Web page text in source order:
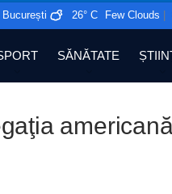
București 26° C Few Clouds |
SĂNĂTATE